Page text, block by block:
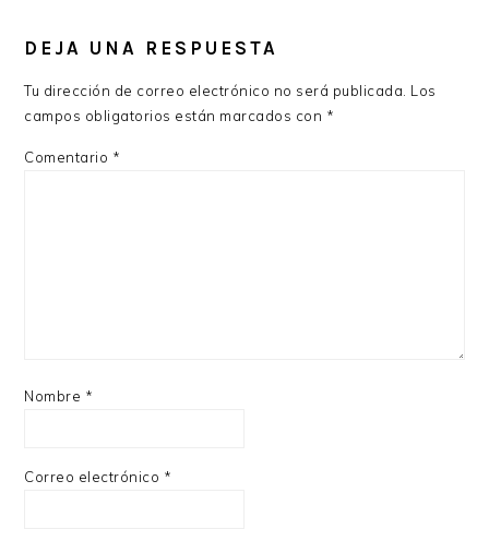
DEJA UNA RESPUESTA
Tu dirección de correo electrónico no será publicada. Los
campos obligatorios están marcados con *
Comentario *
Nombre *
Correo electrónico *